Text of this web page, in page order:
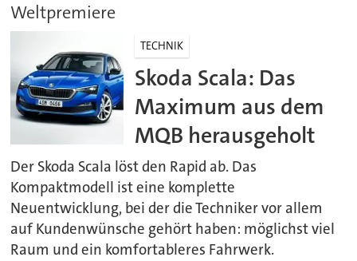
Weltpremiere
TECHNIK
Skoda Scala: Das
Maximum aus dem
MQB herausgeholt
Der Skoda Scala löst den Rapid ab. Das
Kompaktmodell ist eine komplette
Neuentwicklung, bei der die Techniker vor allem
auf Kundenwünsche gehört haben: möglichst viel
Raum und ein komfortableres Fahrwerk.